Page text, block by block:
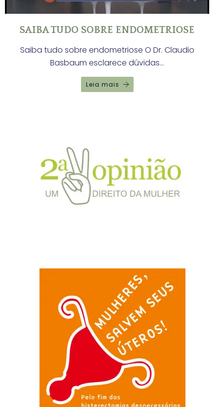
SAIBA TUDO SOBRE ENDOMETRIOSE
Saiba tudo sobre endometriose O Dr. Claudio
Basbaum esclarece dúvidas…
Leia mais